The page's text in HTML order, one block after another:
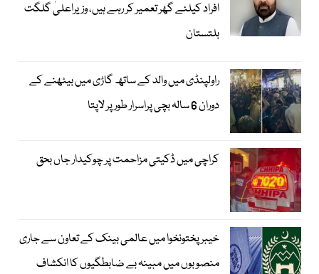
افراد کیلئے گھر تعمیر کر رہے ہیں، وزیراعلیٰ گلگت
بلتستان
راولپنڈی میں والد کے ساتھ گاڑی میں بیٹھنے کے
دوران 6 سالہ بچی پراسرار طور پر لاپتا
کراچی میں ڈکیتی مزاحمت پر چوکیدار جاں بحق
خیبرپختونخوا میں عالمی بینک کے تعاون سے جاری
منصوبوں میں مبینہ بے ضابطگیوں کا انکشاف